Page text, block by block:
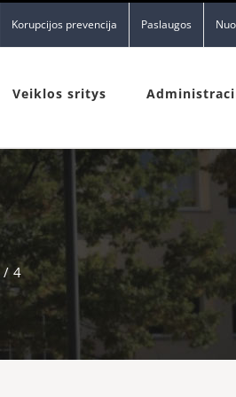
Korupcijos prevencija Paslaugos
Veiklos sritys
/ 4